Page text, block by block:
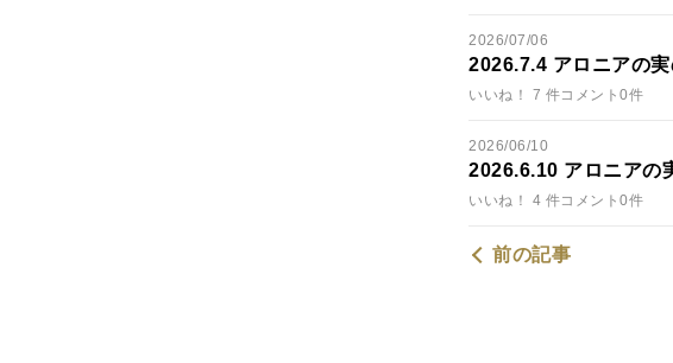
2026/07/06
2026.7.4 アロニアの
いいね！ 7 件コメント0件
2026/06/10
2026.6.10 アロニアの
いいね！ 4 件コメント0件
前の記事